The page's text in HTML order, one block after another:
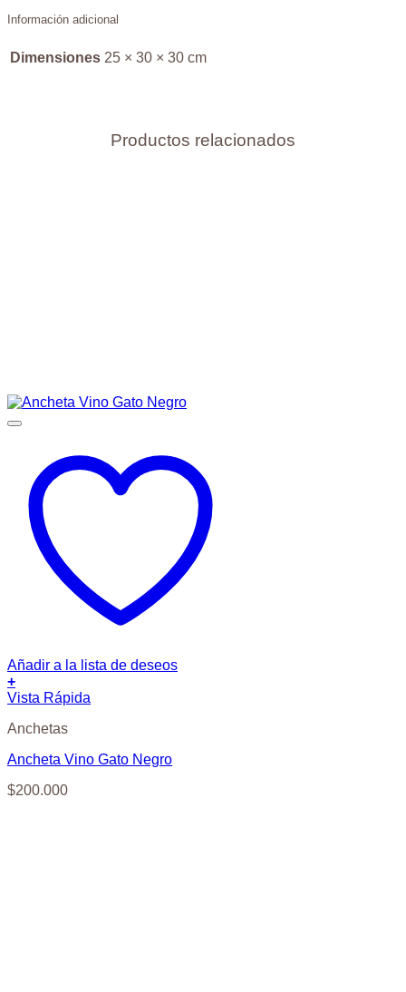
Información adicional
Dimensiones 25 × 30 × 30 cm
Productos relacionados
Añadir a la lista de deseos
+
Vista Rápida
Anchetas
Ancheta Vino Gato Negro
$200.000